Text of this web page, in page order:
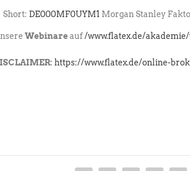
Short: DE000MF0UYM1 Morgan Stanley
Webinareauf/www.flatex.de/
https://www.flatex.de/online-